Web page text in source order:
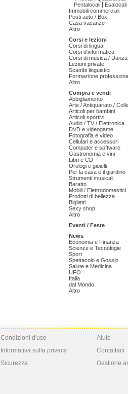
Pentalocali
Esalocali
Immobili commerciali
Posti auto / Box
Casa vacanze
Altro
Corsi e lezioni
Corsi di lingua
Corsi d'informatica
Corsi di musica /
Lezioni private
Scambi linguistici
Formazione
Altro
Compra e vendi
Abbigliamento
Arte / Antiquariato /
Articoli per bambini
Articoli sportivi
Audio / TV / Elettronica
DVD e videogame
Fotografia e video
Cellulari e accessori
Computer e software
Gastronomia e vini
Libri e CD
Orologi e gioielli
Per la casa e il giardino
Strumenti musicali
Baratto
Mobili / Elettrodomestici
Prodotti di bellezza
Biglietti
Sexy shop
Altro
Eventi / Feste
News
Economia e Finanza
Scienze e Tecnologie
Sport
Spettacolo e Gossip
Salute e Medicina
UFO
Italia
dal Mondo
Altro
Condizioni d'uso
Informativa sulla privacy
Sicurezza
Aiuto
Contattaci
Gestione